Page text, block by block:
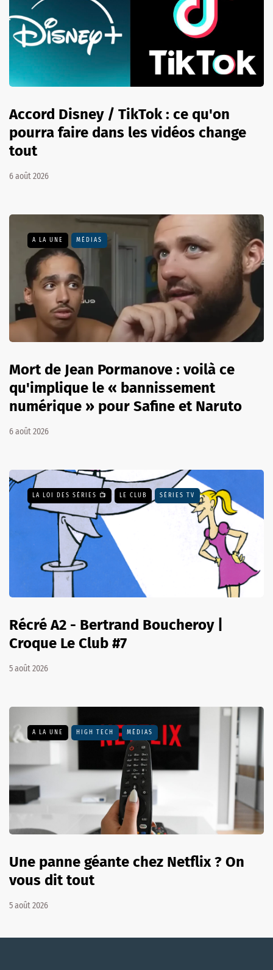
Accord Disney / TikTok : ce qu'on
pourra faire dans les vidéos change
tout
6 août 2026
A LA UNE MÉDIAS
Mort de Jean Pormanove : voilà ce
qu'implique le « bannissement
numérique » pour Safine et Naruto
6 août 2026
LA LOI DES SÉRIES 📺 LE CLUB SÉRIES TV
Récré A2 - Bertrand Boucheroy |
Croque Le Club #7
5 août 2026
A LA UNE HIGH TECH MÉDIAS
Une panne géante chez Netflix ? On
vous dit tout
5 août 2026